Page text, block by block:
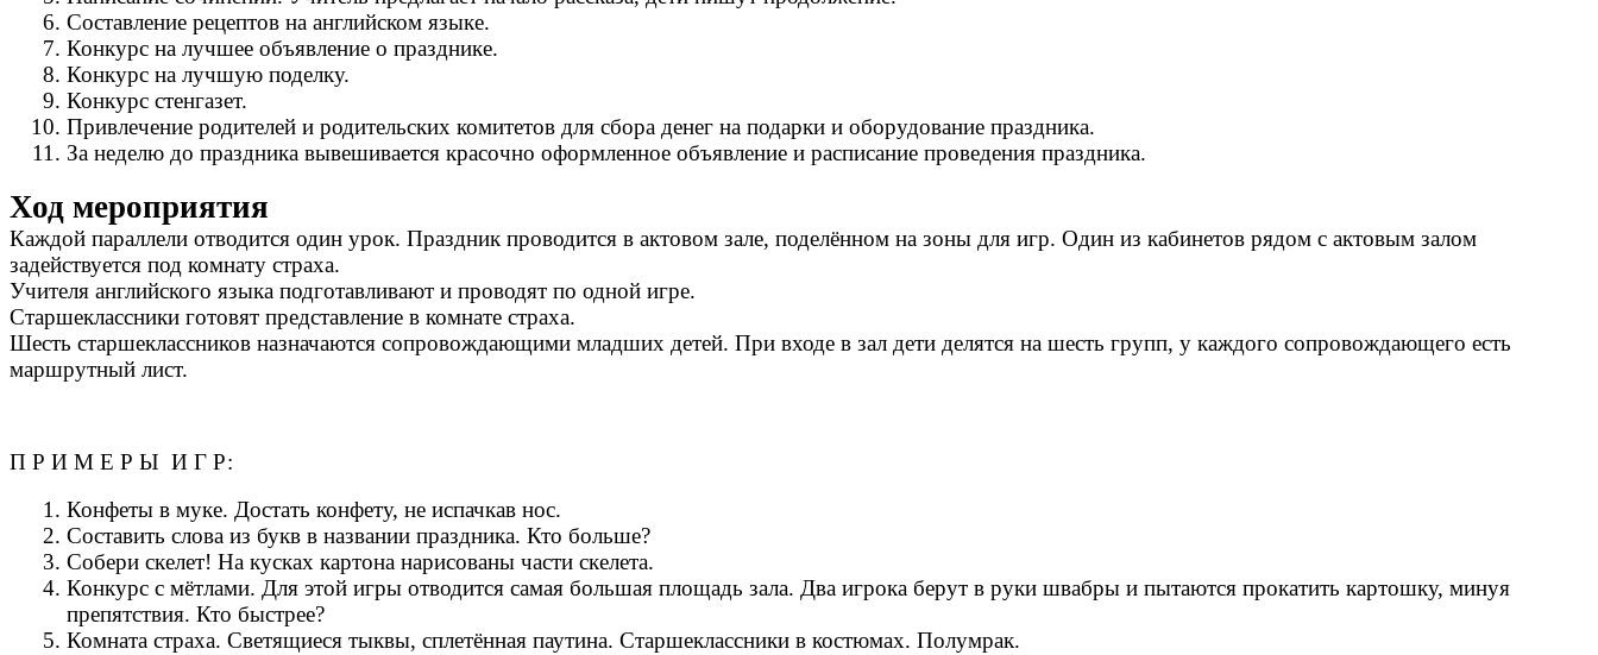
Составление рецептов на английском языке.
Конкурс на лучшее объявление о празднике.
Конкурс на лучшую поделку.
Конкурс стенгазет.
Привлечение родителей и родительских комитетов для сбора денег на подарки и оборудование праздника.
За неделю до праздника вывешивается красочно оформленное объявление и расписание проведения праздника.
Ход мероприятия
Каждой параллели отводится один урок. Праздник проводится в актовом зале, поделённом на зоны для игр. Один из кабинетов рядом с актовым залом
задействуется под комнату страха.
Учителя английского языка подготавливают и проводят по одной игре.
Старшеклассники готовят представление в комнате страха.
Шесть старшеклассников назначаются сопровождающими младших детей. При входе в зал дети делятся на шесть групп, у каждого сопровождающего есть
маршрутный лист.
П Р И М Е Р Ы И Г Р:
Конфеты в муке. Достать конфету, не испачкав нос.
Составить слова из букв в названии праздника. Кто больше?
Собери скелет! На кусках картона нарисованы части скелета.
Конкурс с мётлами. Для этой игры отводится самая большая площадь зала. Два игрока берут в руки швабры и пытаются прокатить картошку, минуя
препятствия. Кто быстрее?
Комната страха. Светящиеся тыквы, сплетённая паутина. Старшеклассники в костюмах. Полумрак.